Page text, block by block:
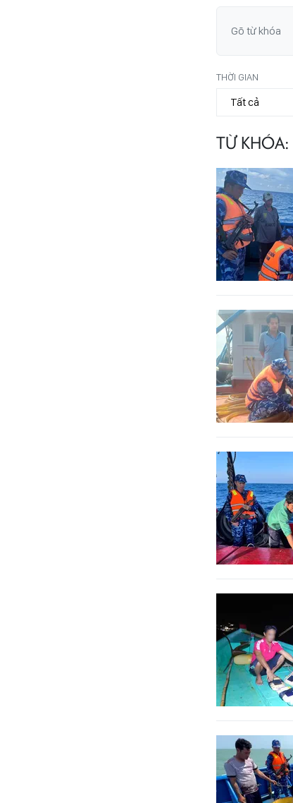
THỜI GIAN
TỪ KHÓA: